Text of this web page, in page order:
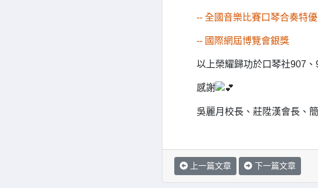
-- 全國音樂比賽口琴合奏特優
-- 國際網屆博覽會銀獎
以上榮耀歸功於口琴社907
感謝
吳麗月校長、莊陞漢會長、
上一篇文章 下一篇文章